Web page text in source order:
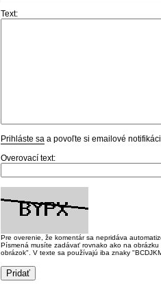
Text:
Prihláste sa a povoľte si emailové
Overovací text:
Pre overenie, že komentár sa nepridáva
Písmená musíte zadávať rovnako ako na
obrázok". V texte sa používajú iba znaky